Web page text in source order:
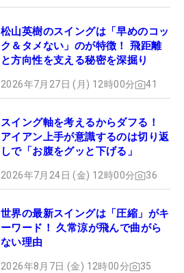
松山英樹のスイングは「早めのコッ
ク＆タメない」のが特徴！ 飛距離
と方向性を支える秘密を深掘り
2026年7月27日 (月) 12時00分 41
スイング軸を考えるからダフる！
アイアン上手が意識するのは切り返
しで「お腹をグッと下げる」
2026年7月24日 (金) 12時00分 36
世界の最新スイングは「圧縮」がキ
ーワード！ 久常涼が飛んで曲がら
ない理由
2026年8月7日 (金) 12時00分 35